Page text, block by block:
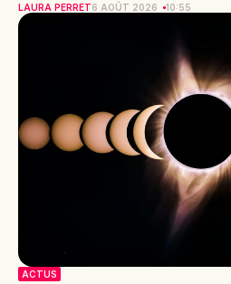
LAURA PERRET6 AOÛT 2026 10:55
ACTUS